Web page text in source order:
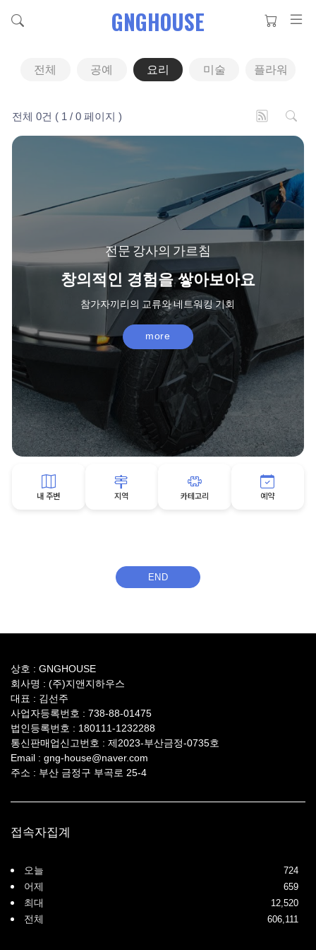
GNGHOUSE
전체 공예 요리 미술 플라워
전체 0건 ( 1 / 0 페이지 )
전문 강사의 가르침
창의적인 경험을 쌓아보아요
참가자끼리의 교류와 네트워킹 기회
more
내 주변 지역 카테고리 예약
END
상호 : GNGHOUSE
회사명 : (주)지앤지하우스
대표 : 김선주
사업자등록번호 : 738-88-01475
법인등록번호 : 180111-1232288
통신판매업신고번호 : 제2023-부산금정-0735호
Email : gng-house@naver.com
주소 : 부산 금정구 부곡로 25-4
접속자집계
오늘 724
어제 659
최대 12,520
전체 606,111